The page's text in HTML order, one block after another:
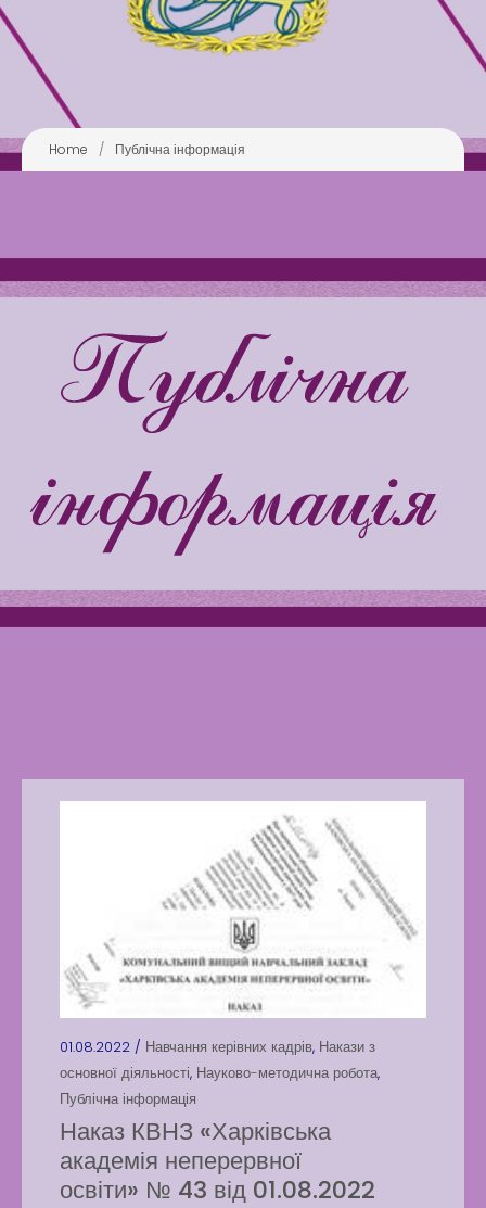
Анонси
Way
Latter match class
New Friends Everyday at
Latter match class
New Friends Everyday at
Kiddie
Home / Публічна інформація
01.08.2022 / Навчання керівних кадрів, Накази з
основної діяльності, Науково-методична робота,
Публічна інформація
Наказ КВНЗ «Харківська
академія неперервної
освіти» № 43 від 01.08.2022